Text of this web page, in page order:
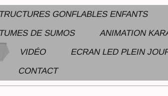
GONFLABLES ENFANTS
DE SUMOS
ANIMATION
VIDÉO
ECRAN LED PLEIN
CONTACT